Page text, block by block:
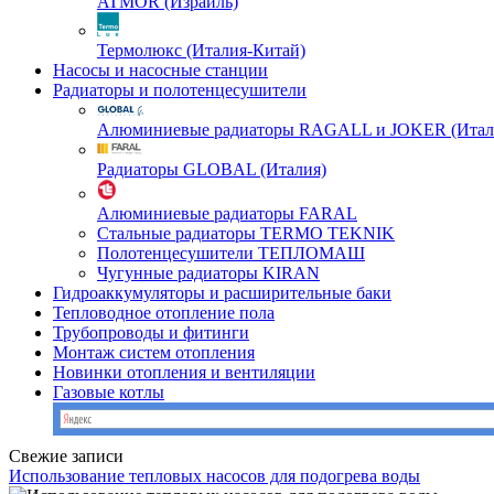
Термолюкс (Италия-Китай)
Насосы и насосные станции
Радиаторы и полотенцесушители
Алюминиевые радиаторы RAGALL и JOKER
Радиаторы GLOBAL (Италия)
Алюминиевые радиаторы FARAL
Стальные радиаторы TERMO TEKNIK
Полотенцесушители ТЕПЛОМАШ
Чугунные радиаторы KIRAN
Гидроаккумуляторы и расширительные баки
Тепловодное отопление пола
Трубопроводы и фитинги
Монтаж систем отопления
Новинки отопления и вентиляции
Газовые котлы
Свежие записи
Использование тепловых насосов для подогрева воды